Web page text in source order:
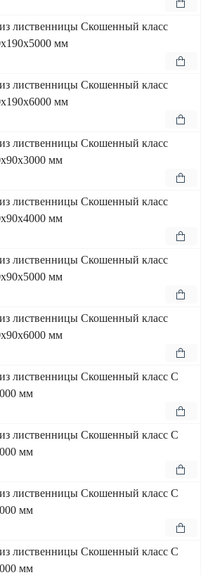
лиственницы Скошенный класс
мм
лиственницы Скошенный класс
мм
лиственницы Скошенный класс
мм
лиственницы Скошенный класс
мм
лиственницы Скошенный класс
мм
лиственницы Скошенный класс
мм
лиственницы Скошенный класс С
мм
лиственницы Скошенный класс С
мм
лиственницы Скошенный класс С
мм
лиственницы Скошенный класс С
мм